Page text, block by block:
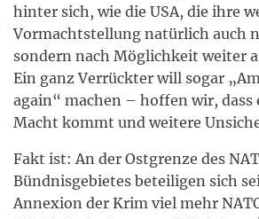
hinter sich, wie die USA, die ihre
Vormachtstellung natürlich auch
sondern nach Möglichkeit weiter
Ein ganz Verrückter will sogar
again“ machen – hoffen wir, dass
Macht kommt und weitere
Fakt ist: An der Ostgrenze des
Bündnisgebietes beteiligen sich
Annexion der Krim viel mehr